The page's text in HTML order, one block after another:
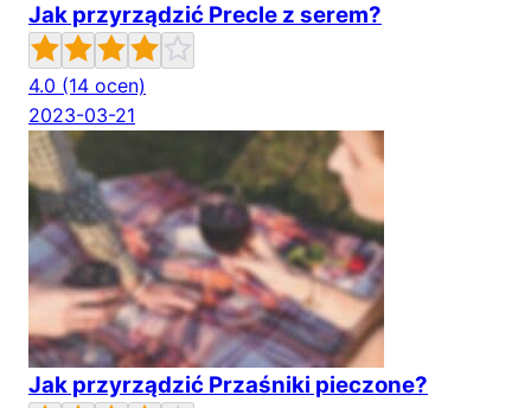
Jak przyrządzić Precle z serem?
4.0 (14 ocen)
2023-03-21
Jak przyrządzić Przaśniki pieczone?